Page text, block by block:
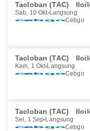
Tacloban (TAC)
Sab, 10 Okt Langsung
Cebgo
Tacloban (TAC)
Kam, 1 Okt Langsung
Cebgo
Tacloban (TAC)
Sel, 1 Sep Langsung
Cebgo